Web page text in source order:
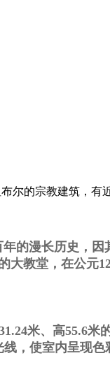
的宗教建筑，有
的漫长历史，
教堂，在公元
米、高55.6
，使室内呈现